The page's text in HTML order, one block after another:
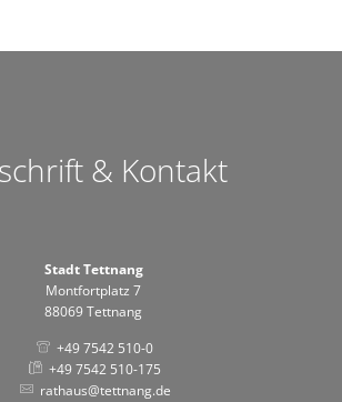
& Kontakt
Stadt Tettnang
Montfortplatz 7
88069 Tettnang
+49 7542 510-0
+49 7542 510-175
rathaus@tettnang.de